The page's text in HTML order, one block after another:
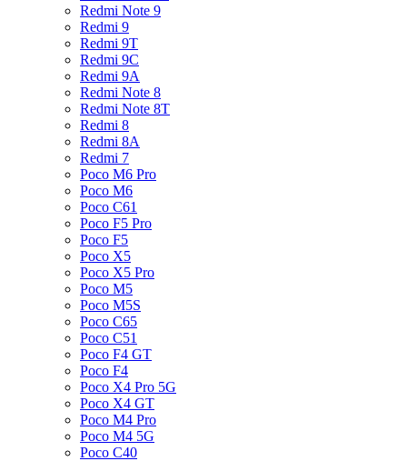
Redmi Note 9
Redmi 9
Redmi 9T
Redmi 9C
Redmi 9A
Redmi Note 8
Redmi Note 8T
Redmi 8
Redmi 8A
Redmi 7
Poco M6 Pro
Poco M6
Poco C61
Poco F5 Pro
Poco F5
Poco X5
Poco X5 Pro
Poco M5
Poco M5S
Poco C65
Poco C51
Poco F4 GT
Poco F4
Poco X4 Pro 5G
Poco X4 GT
Poco M4 Pro
Poco M4 5G
Poco C40